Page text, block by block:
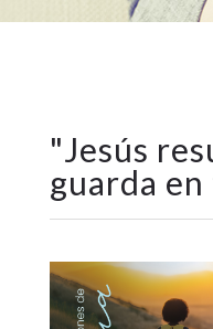
"Jesús
guarda